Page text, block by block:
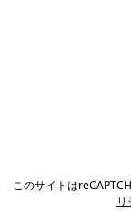
このサイトは
リ